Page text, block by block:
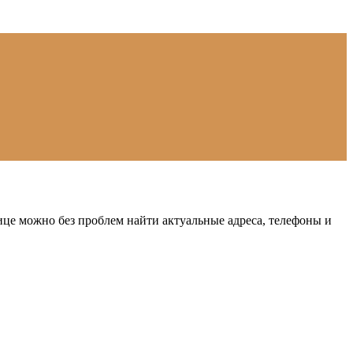
можно без проблем найти актуальные адреса, телефоны и